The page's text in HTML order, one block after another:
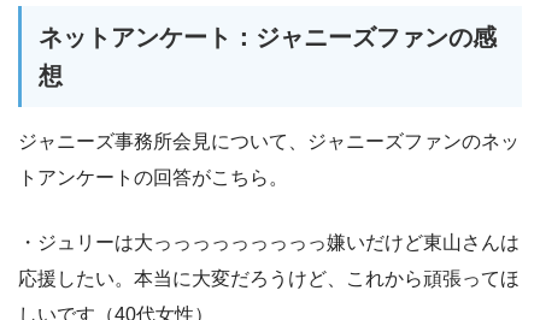
ネットアンケート：ジャニーズファンの感
想
ジャニーズ事務所会見について、ジャニーズファンのネッ
トアンケートの回答がこちら。
・ジュリーは大っっっっっっっっっ嫌いだけど東山さんは
応援したい。本当に大変だろうけど、これから頑張ってほ
しいです（40代女性）